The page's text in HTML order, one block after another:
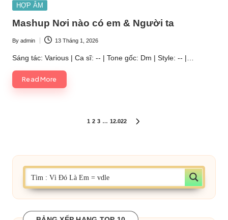
Posted
HỢP ÂM
Mashup Nơi nào có em & Người ta
Posted
by
By admin 13 Tháng 1, 2026
Sáng tác: Various | Ca sĩ: -- | Tone gốc: Dm | Style: -- |…
Read More
bài
viết
1 2 3 … 12.022